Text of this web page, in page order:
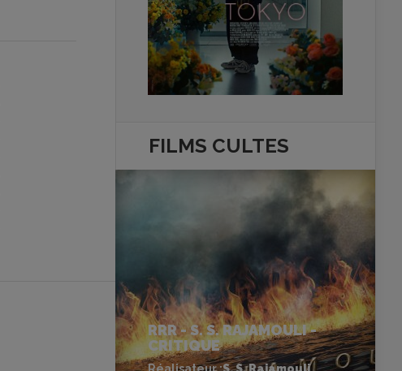
FILMS CULTES
RRR - S. S. RAJAMOULI -
CRITIQUE